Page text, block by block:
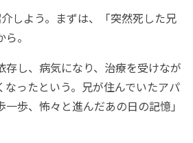
しよう。まずは、「突然死した兄
。
し、病気になり、治療を受けなが
なったという。兄が住んでいたアパ
歩、怖々と進んだあの日の記憶」